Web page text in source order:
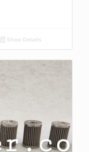
Show Details